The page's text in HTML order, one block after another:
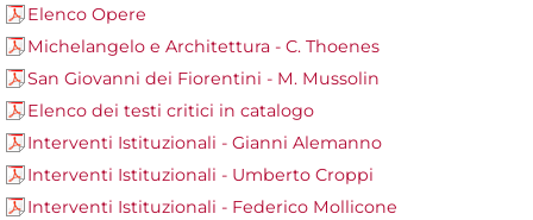
Elenco Opere
Michelangelo e Architettura - C. Thoenes
San Giovanni dei Fiorentini - M. Mussolin
Elenco dei testi critici in catalogo
Interventi Istituzionali - Gianni Alemanno
Interventi Istituzionali - Umberto Croppi
Interventi Istituzionali - Federico Mollicone